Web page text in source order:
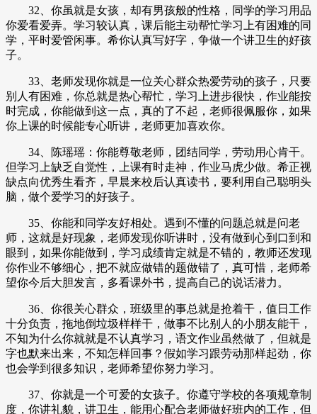
32、你虽就是女孩，却有男孩般的性格，同学的学习用品
你爱看爱弄。学习较认真，课后能主动帮忙学习上有困难的同
学，平时爱管闲事。希你认真写好字，争做一个讲卫生的好孩
子。
33、老师发现你就是一位关心群众热爱劳动的孩子，只要
别人有困难，你总就是热心帮忙，学习上进步很快，作业能按
时完成，你能做到这一点，真的了不起，老师很佩服你，如果
你上课的时候能专心听讲，老师更加喜欢你。
34、陈瑶瑶：你能尊敬老师，团结同学，劳动用心肯干。
但学习上缺乏自觉性，上课有时走神，作业马虎少做。希正视
缺点向优秀生看齐，早晨来校后认真读书，要利用自己聪明头
脑，做个爱学习的好孩子。
35、你能和同学友好相处。遇到不懂的问题总就是问老
师，这就是好现象，老师发现你听讲时，没有做到心到口到和
眼到，如果你能做到，学习成绩肯定就是不错的，教师还发现
你作业不够细心，把不就应做错的题做错了，真可惜，老师希
望你今后大胆发言，多看课外书，提高自己的说话潜力。
36、你很关心群众，班级里的事总就是抢着干，值日工作
十分负责，拖地倒垃圾样样干，做事不比别人的小朋友能干，
不知为什么你就就是不认真学习，语文作业虽然做了，但就是
字也默来出来，不知怎样回事？假如学习跟劳动那样起劲，你
也会学到很多知识，老师希望你努力学习。
37、你就是一个可爱的女孩子。你遵守学校的各项规章制
度，你讲礼貌，讲卫生，能用心配合老师做好班内的工作，但